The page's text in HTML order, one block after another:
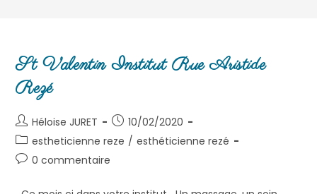
St Valentin Institut Rue Aristide
Rezé
Héloise JURET
10/02/2020
estheticienne reze / esthéticienne rezé
0 commentaire